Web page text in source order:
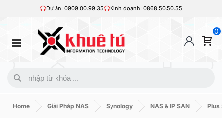
Dự án: 0909.00.99.35 Kinh doanh: 0868.50.50.55
0
Home Giải Pháp NAS Synology NAS & IP SAN Plus